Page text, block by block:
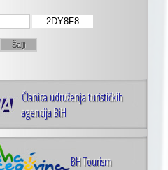
2DY8F8
Članica udruženja turističkih
agencija BiH
BH Tourism